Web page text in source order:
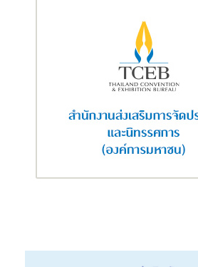
ซึ่งนอกเหนือจากการปลูกผักไว้รับประทานใ
เพิ่มรายได้และลดภาระค่าใช้จ่ายในครัวเรื
เมล็ดพันธุ์ผักที่ได้รับพระราชทาน 1 ชุด มีเม
ถั่วพู ฟัก บวบเหลี่ยม ฟักทอง ถั่วฝักยาว พ
ม่วงสิรินธร เบอร์ 1 ถั่วฝักยาวลายเสือจักรพัน
พัฒนาพันธุ์พืชจักรพันธ์เพ็ญศิริ เพื่อให้ชาว